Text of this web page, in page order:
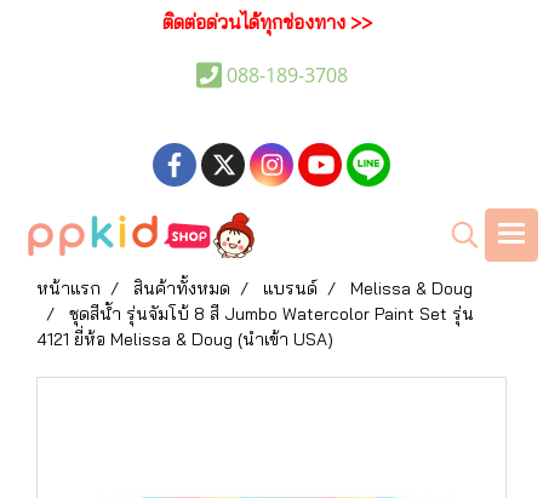
ติดต่อด่วนได้ทุกช่องทาง >>
088-189-3708
หน้าแรก สินค้าทั้งหมด แบรนด์
Melissa & Doug
ชุดสีน้ำ รุ่นจัมโบ้ 8 สี Jumbo Watercolor Paint Set รุ่น
4121 ยี่ห้อ Melissa & Doug (นำเข้า USA)